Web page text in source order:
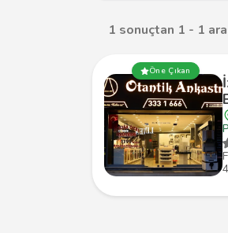
1 sonuçtan 1 - 1
Öne Çıkan